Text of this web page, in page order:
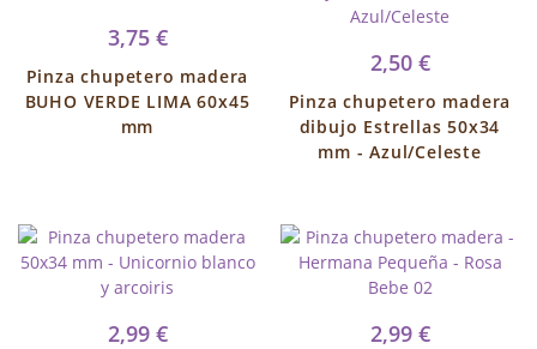
3,75 €
Pinza chupetero madera
BUHO VERDE LIMA 60x45
mm
2,50 €
Pinza chupetero madera
dibujo Estrellas 50x34
mm - Azul/Celeste
2,99 € 2,99 €